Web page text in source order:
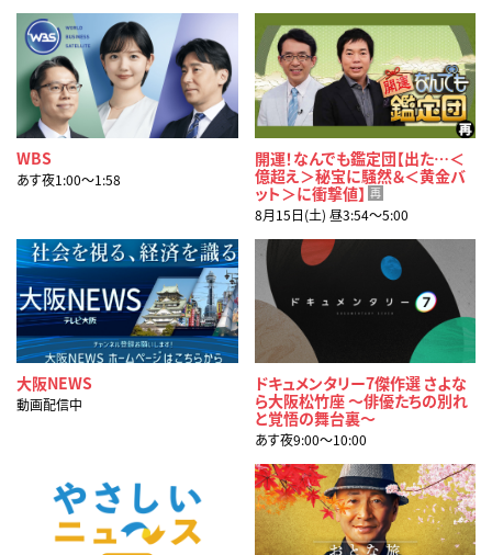
WBS
あす夜1:00〜1:58
開運！なんでも鑑定団【出た…＜
億超え＞秘宝に騒然＆＜黄金バ
ット＞に衝撃値】 再
8月15日(土) 昼3:54〜5:00
大阪NEWS
動画配信中
ドキュメンタリー7傑作選 さよな
ら大阪松竹座 ～俳優たちの別れ
と覚悟の舞台裏～
あす夜9:00〜10:00